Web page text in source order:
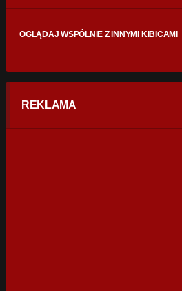
OGLĄDAJ WSPÓLNIE Z INNYMI KIBICAMI
REKLAMA